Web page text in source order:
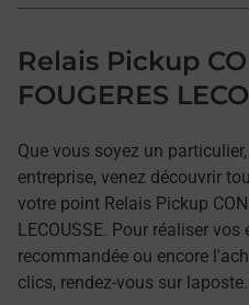
Relais Pickup
FOUGERES
Que vous soyez un
entreprise, venez découvrir
votre point Relais Pickup
LECOUSSE. Pour réaliser
recommandée ou encore
clics, rendez-vous sur